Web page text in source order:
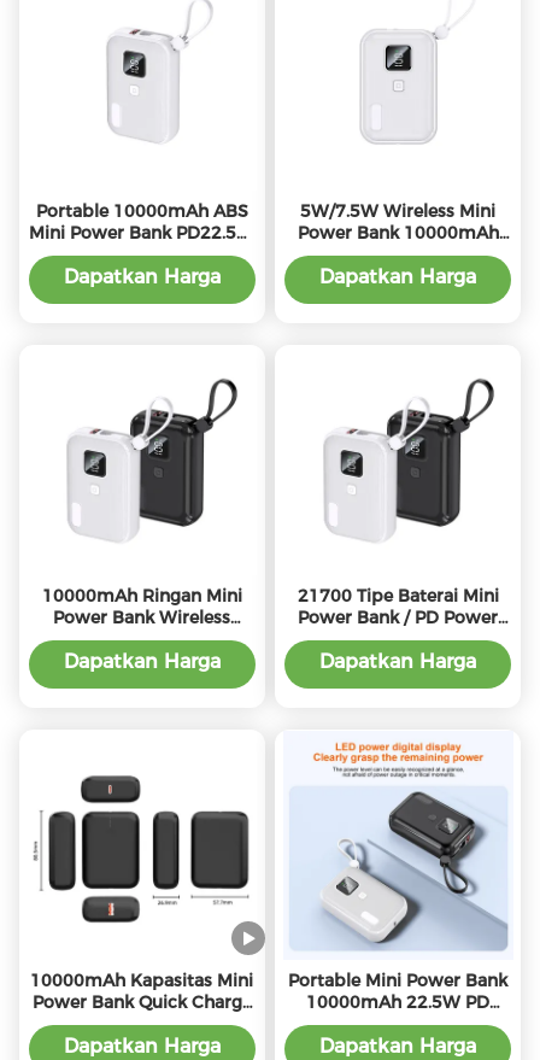
Portable 10000mAh ABS
Mini Power Bank PD22.5W
dengan Baterai 21700
Dapatkan Harga
5W/7.5W Wireless Mini
Power Bank 10000mAh
Pengisian Tipe C Input
Output Ringan Desain PC
Dapatkan Harga
10000mAh Ringan Mini
Power Bank Wireless
Charging Type C untuk On
the Go Kenyamanan
Dapatkan Harga
21700 Tipe Baterai Mini
Power Bank / PD Power
Bank 180g 22.5W Input
ABS Layanan OEM
Dapatkan Harga
10000mAh Kapasitas Mini
Power Bank Quick Charge
Dengan Baterai 21700
Dapatkan Harga
Portable Mini Power Bank
10000mAh 22.5W PD
dengan PD22.5W Input
dan Baterai 21700
Dapatkan Harga